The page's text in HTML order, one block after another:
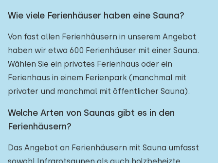
Wie viele Ferienhäuser haben eine Sauna?
Von fast allen Ferienhäusern in unserem Angebot
haben wir etwa 600 Ferienhäuser mit einer Sauna.
Wählen Sie ein privates Ferienhaus oder ein
Ferienhaus in einem Ferienpark (manchmal mit
privater und manchmal mit öffentlicher Sauna).
Welche Arten von Saunas gibt es in den
Ferienhäusern?
Das Angebot an Ferienhäusern mit Sauna umfasst